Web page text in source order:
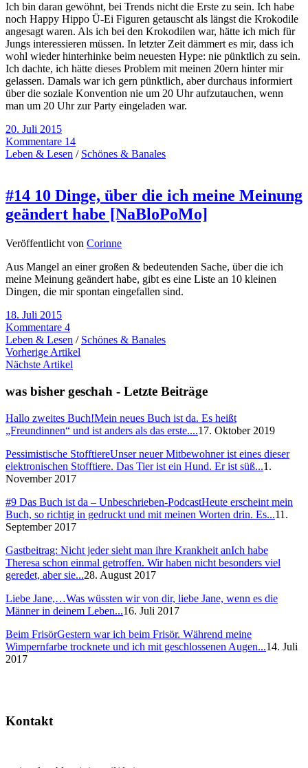
Ich bin daran gewöhnt, bei Trends nicht die Erste zu sein. Ich habe
noch Happy Hippo Ü-Ei Figuren getauscht als längst die Krokodile
angesagt waren. Als ich bei den Krokodilen war, hätte ich mich für
Jungs interessieren müssen. In letzter Zeit dämmert es mir, dass ich
wohl wieder hinterhinke beim neuesten Hype: nie pünktlich zu sein.
Ich dachte, ich hätte dieses Problem mit meinen 20ern hinter mir
gelassen. Damals war ich gern pünktlich, aber durchaus informiert
über die soziale Konvention nie um 20 Uhr aufzutauchen, wenn
man um 20 Uhr zur Party eingeladen war.
20. Juli 2015
Kommentare 14
Leben & Lesen / Schönes & Banales
#14 10 Dinge, über die ich meine Meinung
geändert habe [NaBloPoMo]
Veröffentlicht von Corinne
Aus Mangel an einer großen & bedeutenden Sache, über die ich
meine Meinung geändert habe, gibt es eine Liste an 10 kleinen
Dingen, die mir spontan eingefallen sind.
18. Juli 2015
Kommentare 4
Leben & Lesen / Schönes & Banales
Vorherige Artikel
Nächste Artikel
was bisher geschah - Letzte Beiträge
Hallo zweites Buch!Mein neues Buch ist da. Es heißt
„Freundinnen“ und ist anders als das erste....17. Oktober 2019
Pessimistische StofftiereUnser neuer Mitbewohner ist eines dieser
elektronischen Stofftiere. Das Tier ist ein Hund. Er ist süß...1.
November 2017
#9 Das Buch ist da – Unbeschrieben-PodcastHeute erscheint mein
Buch, so richtig in gedruckt und mit meinen Worten drin. Es...11.
September 2017
Gastbeitrag: Nicht jeder sieht man ihre Krankheit anIch habe
Theresa schon einmal getroffen. Wir haben nicht besonders viel
geredet, aber sie...28. August 2017
Liebe Jane,…Was wüssten wir von dir, liebe Jane, wenn es die
Männer in deinem Leben...16. Juli 2017
Beim FrisörGestern war ich beim Frisör. Während meine
Wimpernfarbe trocknete und ich mit geschlossenen Augen...14. Juli
2017
Kontakt